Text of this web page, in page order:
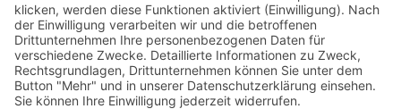
Öffnungszeiten
Termine nur nach Vereinbarung